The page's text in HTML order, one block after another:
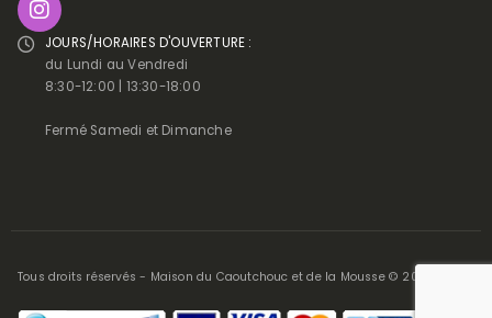
JOURS/HORAIRES D'OUVERTURE :
du Lundi au Vendredi
8:30-12:00 | 13:30-18:00
Fermé Samedi et Dimanche
Tous droits réservés - Maison du Caoutchouc et de la Mousse © 2025